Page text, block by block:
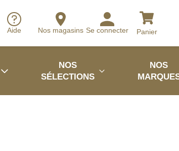
Aide Nos magasins Se connecter Panier
NOS
SÉLECTIONS
NOS